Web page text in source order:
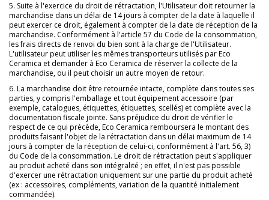
5. Suite à l'exercice du droit de rétractation, l'Utilisateur doit retourner la
marchandise dans un délai de 14 jours à compter de la date à laquelle il
peut exercer ce droit, également à compter de la date de réception de la
marchandise. Conformément à l'article 57 du Code de la consommation,
les frais directs de renvoi du bien sont à la charge de l'Utilisateur.
L'utilisateur peut utiliser les mêmes transporteurs utilisés par Eco
Ceramica et demander à Eco Ceramica de réserver la collecte de la
marchandise, ou il peut choisir un autre moyen de retour.
6. La marchandise doit être retournée intacte, complète dans toutes ses
parties, y compris l'emballage et tout équipement accessoire (par
exemple, catalogues, étiquettes, étiquettes, scellés) et complète avec la
documentation fiscale jointe. Sans préjudice du droit de vérifier le
respect de ce qui précède, Eco Ceramica remboursera le montant des
produits faisant l'objet de la rétractation dans un délai maximum de 14
jours à compter de la réception de celui-ci, conformément à l'art. 56, 3)
du Code de la consommation. Le droit de rétractation peut s'appliquer
au produit acheté dans son intégralité ; en effet, il n'est pas possible
d'exercer une rétractation uniquement sur une partie du produit acheté
(ex : accessoires, compléments, variation de la quantité initialement
commandée).